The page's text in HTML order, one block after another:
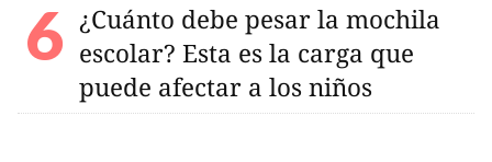
¿Cuánto debe pesar la mochila
escolar? Esta es la carga que
puede afectar a los niños